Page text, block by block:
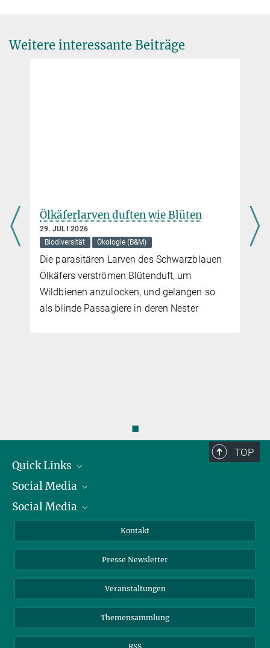
Stickstoffdüngung heizt den Klimawandel an
9. OKTOBER 2020
Bei der Nahrungsmittelproduktion wird immer mehr Lachgas
freigesetzt, das zur Erderwärmung beiträgt
Weitere interessante Beiträge
Ölkäferlarven duften wie Blüten
29. JULI 2026
Biodiversität
Ökologie (B&M)
Die parasitären Larven des Schwarzblauen
Ölkäfers verströmen Blütenduft, um
Wildbienen anzulocken, und gelangen so
als blinde Passagiere in deren Nester
◼
TOP
Quick Links
Präsident
Zahlen und Fakten
Social Media
Bluesky
TikTok
Social Media
Instagram
YouTube
Kontakt
Presse Newsletter
Veranstaltungen
Themensammlung